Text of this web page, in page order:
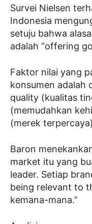
Survei Nielsen
Indonesia
setuju bahwa
adalah “offering
Faktor nilai yang
konsumen adalah
quality (kualitas
(memudahkan
(merek
Baron
market itu yang
leader. Setiap
being relevant to
kemana-mana.”